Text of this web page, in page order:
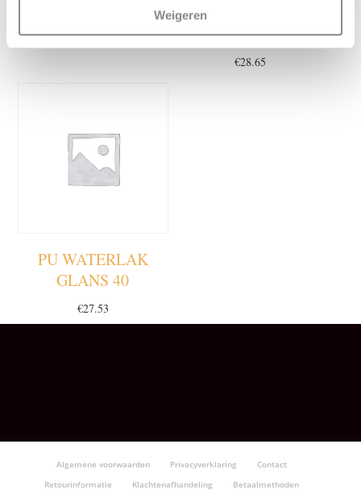
Weigeren
€1.95
BLOEMVORMIG
BESLAG
€28.65
PU WATERLAK
GLANS 40
€27.53
Algemene voorwaarden Privacyverklaring
Contact
Retourinformatie
Klachtenafhandeling
Betaalmethoden